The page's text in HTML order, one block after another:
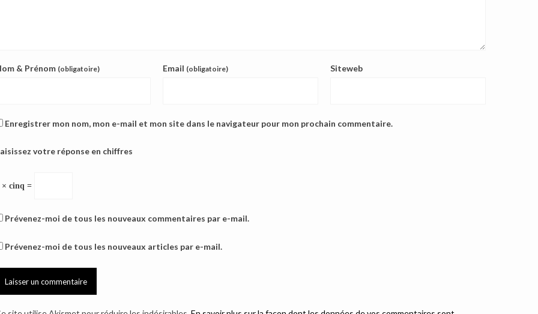
& Prénom (obligatoire) Email (obligatoire) Siteweb
Enregistrer mon nom, mon e-mail et mon site dans le navigateur pour mon prochain commentaire.
votre réponse en chiffres
× cinq =
Prévenez-moi de tous les nouveaux commentaires par e-mail.
Prévenez-moi de tous les nouveaux articles par e-mail.